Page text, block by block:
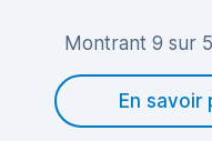
Montrant 9 sur
En savoir